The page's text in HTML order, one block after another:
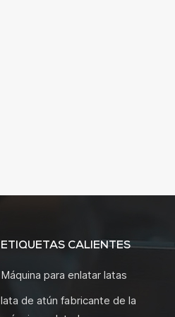
ETIQUETAS CALIENTES
Máquina para enlatar latas
lata de atún fabricante de la